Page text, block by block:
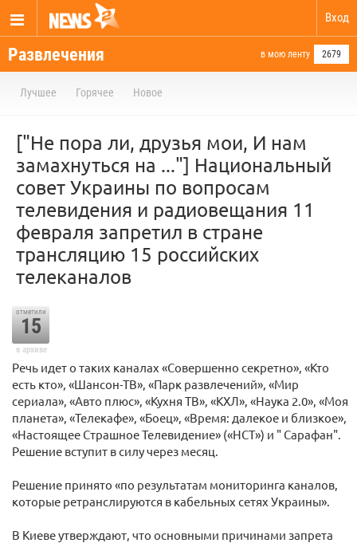
Вход
Развлечения в мою ленту 2679
Лучшее Горячее Новое
["Не пора ли, друзья мои, И нам
замахнуться на ..."] Национальный
совет Украины по вопросам
телевидения и радиовещания 11
февраля запретил в стране
трансляцию 15 российских
телеканалов
отметили
15
в архиве
Речь идет о таких каналах «Совершенно секретно», «Кто
есть кто», «Шансон-ТВ», «Парк развлечений», «Мир
сериала», «Авто плюс», «Кухня ТВ», «КХЛ», «Наука 2.0», «Моя
планета», «Телекафе», «Боец», «Время: далекое и близкое»,
«Настоящее Страшное Телевидение» («НСТ») и " Сарафан".
Решение вступит в силу через месяц.
Решение принято «по результатам мониторинга каналов,
которые ретранслируются в кабельных сетях Украины».
В Киеве утверждают, что основными причинами запрета